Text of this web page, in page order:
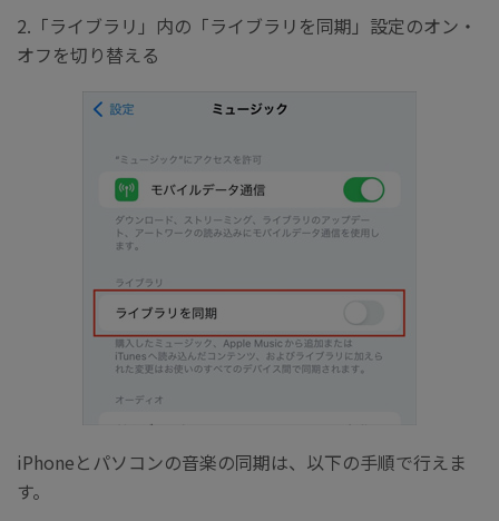
2.「ライブラリ」内の「ライブラリを同期」設定のオン・
オフを切り替える
iPhoneとパソコンの音楽の同期は、以下の手順で行えま
す。